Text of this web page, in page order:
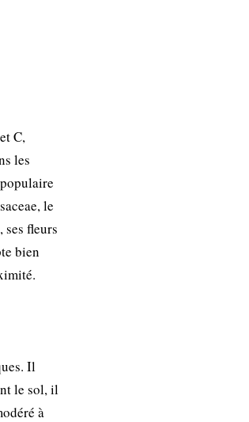
C,
les
le
fleurs
bien
Il
le sol, il
à